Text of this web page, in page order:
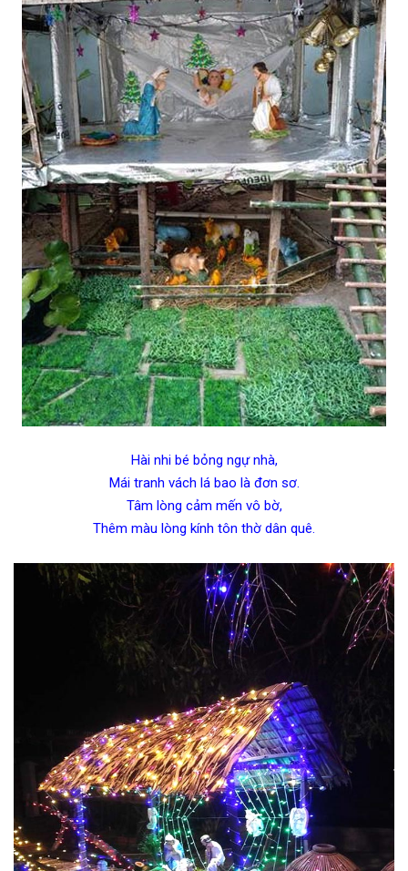
Hài nhi bé bỏng ngự nhà,
Mái tranh vách lá bao là đơn sơ.
Tâm lòng cảm mến vô bờ,
Thêm màu lòng kính tôn thờ dân quê.